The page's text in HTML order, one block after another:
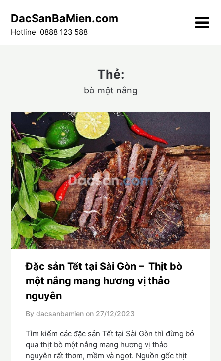
content
DacSanBaMien.com
Hotline: 0888 123 588
Thẻ:
bò một nắng
Đặc sản Tết tại Sài Gòn – Thịt bò
một nắng mang hương vị thảo
nguyên
By dacsanbamien on 27/12/2023
Tìm kiếm các đặc sản Tết tại Sài Gòn thì đừng bỏ
qua thịt bò một nắng mang hương vị thảo
nguyên rất thơm, mềm và ngọt. Nguồn gốc thịt